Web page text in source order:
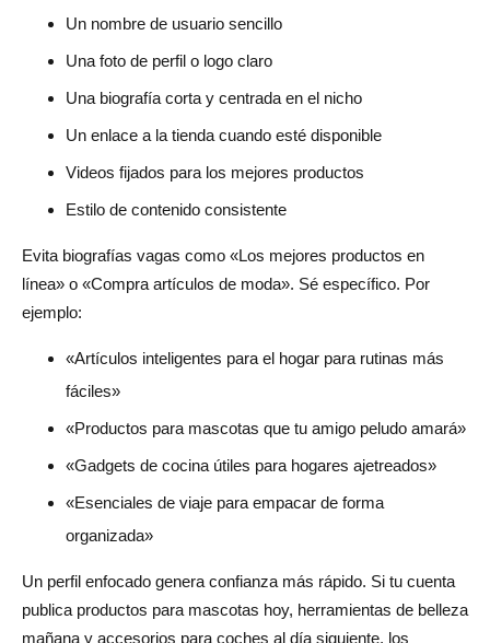
Un nombre de usuario sencillo
Una foto de perfil o logo claro
Una biografía corta y centrada en el nicho
Un enlace a la tienda cuando esté disponible
Videos fijados para los mejores productos
Estilo de contenido consistente
Evita biografías vagas como «Los mejores productos en
línea» o «Compra artículos de moda». Sé específico. Por
ejemplo:
«Artículos inteligentes para el hogar para rutinas más
fáciles»
«Productos para mascotas que tu amigo peludo amará»
«Gadgets de cocina útiles para hogares ajetreados»
«Esenciales de viaje para empacar de forma
organizada»
Un perfil enfocado genera confianza más rápido. Si tu cuenta
publica productos para mascotas hoy, herramientas de belleza
mañana y accesorios para coches al día siguiente, los